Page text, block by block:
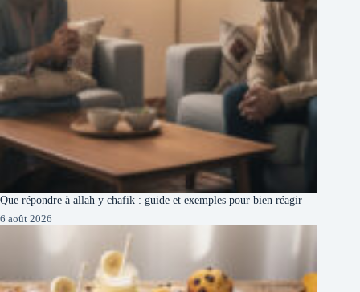
Que répondre à allah y chafik : guide et exemples pour bien réagir
6 août 2026